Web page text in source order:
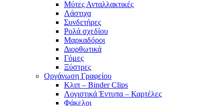
Μύτες Ανταλλακτικές
Λάστιχα
Συνδετήρες
Ρολά σχεδίου
Μαρκαδόροι
Διορθωτικά
Γόμες
Ξύστρες
Οργάνωση Γραφείου
Κλιπ – Binder Clips
Λογιστικά Έντυπα – Καρτέλες
Φάκελοι